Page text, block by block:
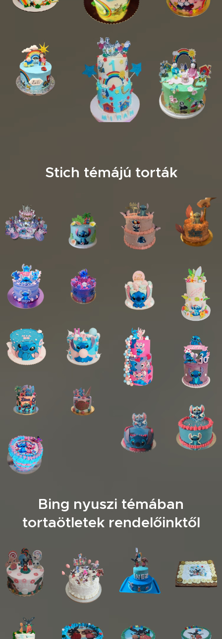
Stich témájú torták
Bing nyuszi témában
tortaötletek rendelőinktől